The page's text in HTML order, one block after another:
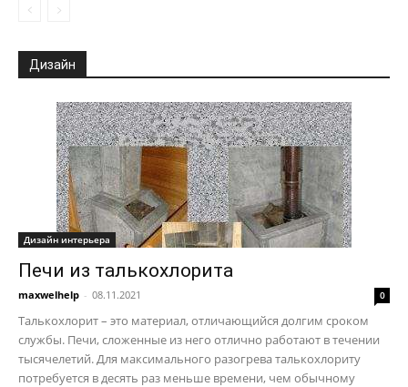
Дизайн
Дизайн интерьера
Печи из талькохлорита
maxwelhelp - 08.11.2021 0
Талькохлорит – это материал, отличающийся долгим сроком
службы. Печи, сложенные из него отлично работают в течении
тысячелетий. Для максимального разогрева талькохлориту
потребуется в десять раз меньше времени, чем обычному